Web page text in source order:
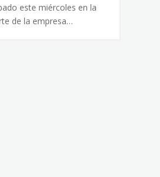
este miércoles en la
de la empresa…